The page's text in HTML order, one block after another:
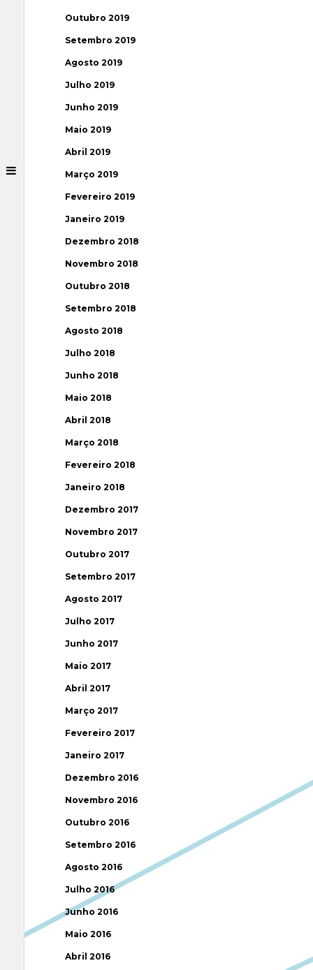
Outubro 2019
Setembro 2019
Agosto 2019
Julho 2019
Junho 2019
Maio 2019
Abril 2019
Março 2019
Fevereiro 2019
Janeiro 2019
Dezembro 2018
Novembro 2018
Outubro 2018
Setembro 2018
Agosto 2018
Julho 2018
Junho 2018
Maio 2018
Abril 2018
Março 2018
Fevereiro 2018
Janeiro 2018
Dezembro 2017
Novembro 2017
Outubro 2017
Setembro 2017
Agosto 2017
Julho 2017
Junho 2017
Maio 2017
Abril 2017
Março 2017
Fevereiro 2017
Janeiro 2017
Dezembro 2016
Novembro 2016
Outubro 2016
Setembro 2016
Agosto 2016
Julho 2016
Junho 2016
Maio 2016
Abril 2016